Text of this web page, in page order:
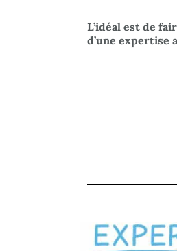
L’idéal est de
d’une expertise